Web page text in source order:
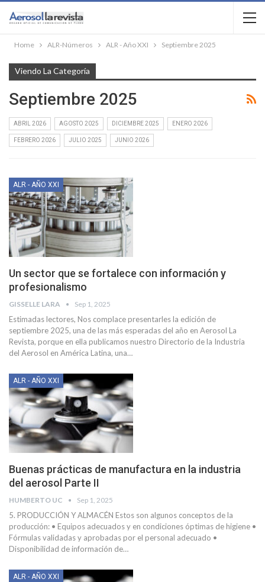
Home ALR-Números ALR - Año XXI Septiembre 2025
Viendo La Categoría
Septiembre 2025
ABRIL 2026 AGOSTO 2025 DICIEMBRE 2025 ENERO 2026
FEBRERO 2026 JULIO 2025 JUNIO 2026
ALR - AÑO XXI
Un sector que se fortalece con información y
profesionalismo
GISSELLE LARA Sep 1, 2025
Estimadas lectores, Nos complace presentarles la edición de
septiembre 2025, una de las más esperadas del año en Aerosol La
Revista, porque en ella publicamos nuestro Directorio de la Industria
del Aerosol en América Latina, una…
ALR - AÑO XXI
Buenas prácticas de manufactura en la industria
del aerosol Parte II
HUMBERTO UC Sep 1, 2025
5. PRODUCCIÓN Y ALMACÉN Estos son algunos conceptos de la
producción: • Equipos adecuados y en condiciones óptimas de higiene •
Fórmulas validadas y aprobadas por el personal adecuado •
Disponibilidad de información de…
ALR - AÑO XXI